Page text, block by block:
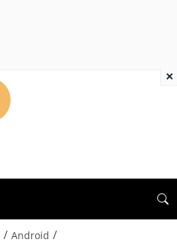
/ Android /
×